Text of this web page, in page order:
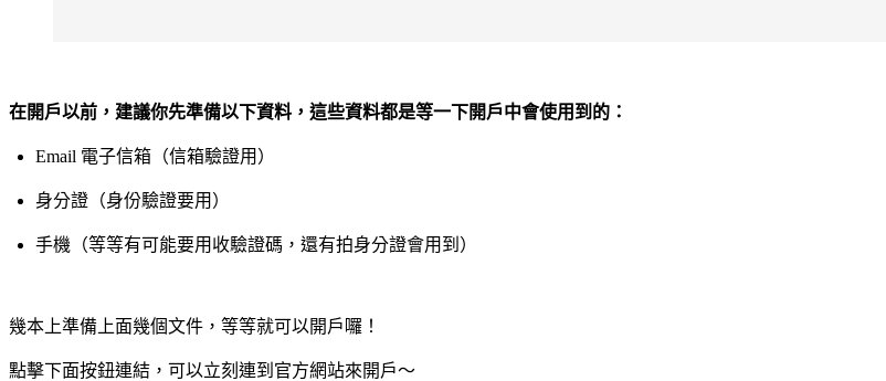
在開戶以前，建議你先準備以下資料，這些資料都是等一下開戶中會使用到的：
Email 電子信箱（信箱驗證用）
身分證（身份驗證要用）
手機（等等有可能要用收驗證碼，還有拍身分證會用到）
幾本上準備上面幾個文件，等等就可以開戶囉！
點擊下面按鈕連結，可以立刻連到官方網站來開戶～